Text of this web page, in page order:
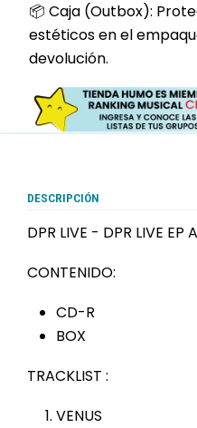
📦 Caja (Outbox):
estéticos en el
devolución.
DESCRIPCIÓN
DPR LIVE - DPR LIVE EP
CONTENIDO:
CD-R
BOX
TRACKLIST :
VENUS